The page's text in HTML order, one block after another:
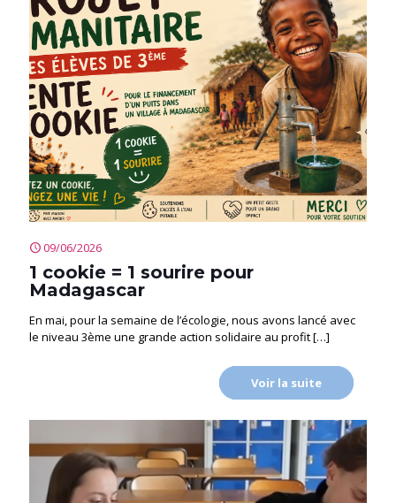
09/06/2026
1 cookie = 1 sourire pour
Madagascar
En mai, pour la semaine de l’écologie, nous avons lancé avec
le niveau 3ème une grande action solidaire au profit[…]
Voir la suite